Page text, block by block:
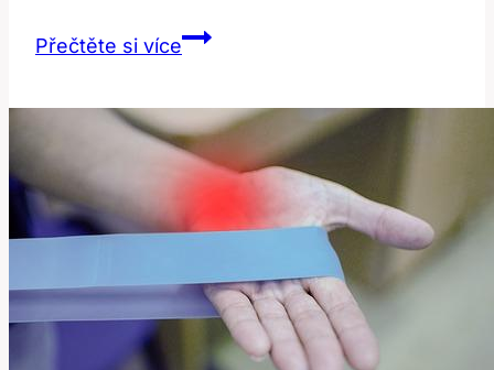
Přečtěte si víceMravenčení
Co
znamená
jak
řešit?